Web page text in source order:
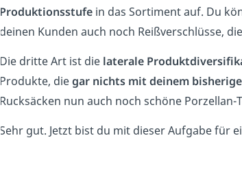
Produktionsstufein das Sortiment auf. Du
deinen Kunden auch noch Reißverschlüsse,
Die dritte Art ist die laterale
Produkte, diegar nichts mit deinem
Rucksäcken nun auch noch schöne
Sehr gut. Jetzt bist du mit dieser Aufgabe für